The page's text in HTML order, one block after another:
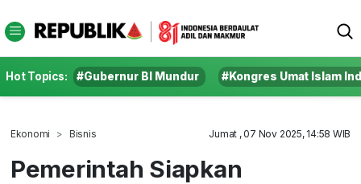
Hot Topics: #Gubernur BI Mundur #Kongres Umat Islam
Ekonomi Bisnis Jumat , 07 Nov 2025, 14:58 WIB
Pemerintah Siapkan